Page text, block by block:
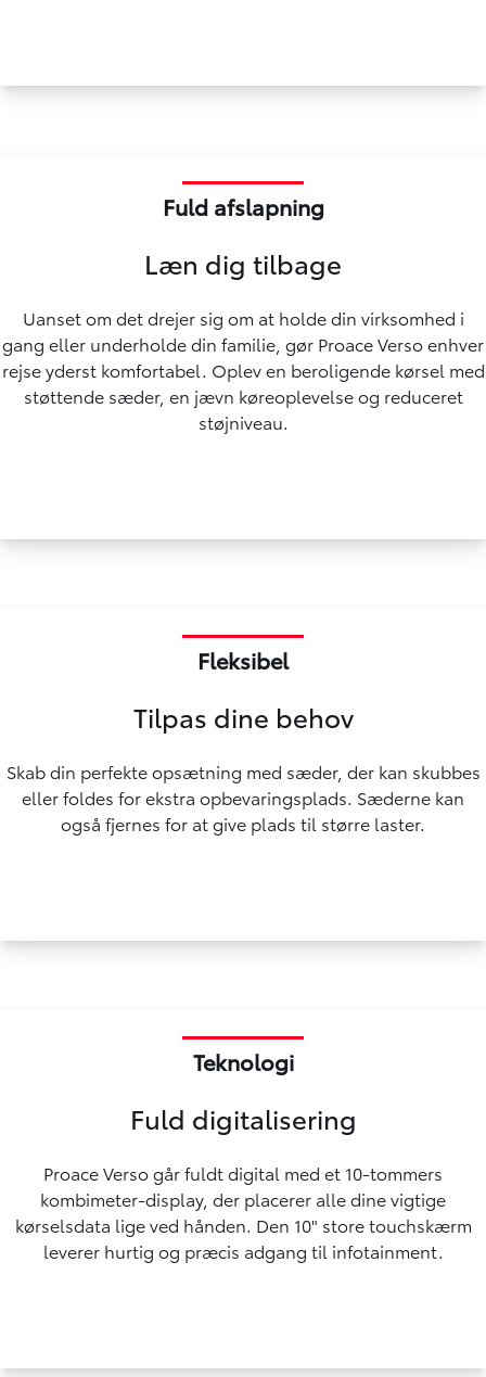
Fuld afslapning
Læn dig tilbage
Uanset om det drejer sig om at holde din virksomhed i
gang eller underholde din familie, gør Proace Verso enhver
rejse yderst komfortabel. Oplev en beroligende kørsel med
støttende sæder, en jævn køreoplevelse og reduceret
støjniveau.
Fleksibel
Tilpas dine behov
Skab din perfekte opsætning med sæder, der kan skubbes
eller foldes for ekstra opbevaringsplads. Sæderne kan
også fjernes for at give plads til større laster.
Teknologi
Fuld digitalisering
Proace Verso går fuldt digital med et 10-tommers
kombimeter-display, der placerer alle dine vigtige
kørselsdata lige ved hånden. Den 10" store touchskærm
leverer hurtig og præcis adgang til infotainment.